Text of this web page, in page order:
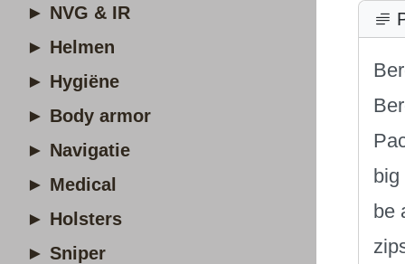
► NVG & IR
► Helmen
► Hygiëne
► Body armor
► Navigatie
► Medical
► Holsters
► Sniper
big
be